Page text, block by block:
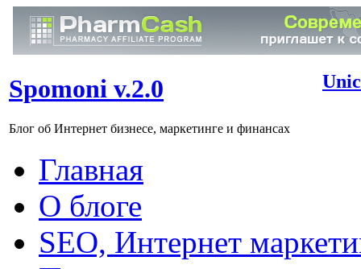
Spomoni v.2.0
Блог об Интернет бизнесе, маркетинге и финансах
Главная
О блоге
SEO, Интернет